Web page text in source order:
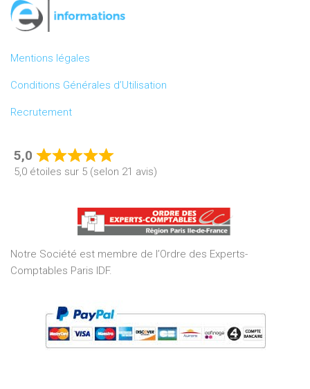
Mentions légales
Conditions Générales d’Utilisation
Recrutement
5,0
Rated
of
5
5,0 étoiles sur 5 (selon 21 avis)
Notre Société est membre de l’Ordre des Experts-
Comptables Paris IDF.